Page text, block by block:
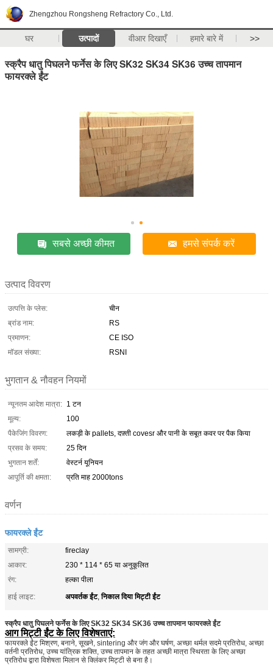
Zhengzhou Rongsheng Refractory Co., Ltd.
घर उत्पादों वीआर दिखाएँ हमारे बारे में >>
स्क्रैप धातु पिघलने फर्नेस के लिए SK32 SK34 SK36 उच्च तापमान
फायरक्ले ईंट
सबसे अच्छी कीमत हमसे संपर्क करें
उत्पाद विवरण
उत्पत्ति के प्लेस:
चीन
ब्रांड नाम:
RS
प्रमाणन:
CE ISO
मॉडल संख्या:
RSNI
भुगतान & नौवहन नियमों
न्यूनतम आदेश मात्रा: 1 टन
मूल्य:
100
पैकेजिंग विवरण:
लकड़ी के pallets, दफ़्ती covesr और पानी के सबूत कवर पर पैक किया
प्रसव के समय:
25 दिन
भुगतान शर्तें:
वेस्टर्न यूनियन
आपूर्ति की क्षमता:
प्रति माह 2000tons
वर्णन
फायरक्ले ईंट
सामग्री:
fireclay
आकार:
230 * 114 * 65 या अनुकूलित
रंग:
हल्का पीला
हाई लाइट:
अपवर्तक ईंट,निकाल दिया मिट्टी ईंट
स्क्रैप धातु पिघलने फर्नेस के लिए SK32 SK34 SK36 उच्च तापमान फायरक्ले ईंट
आग मिट्टी ईंट के लिए विशेषताएं:
फायरक्ले ईंट मिश्रण, बनाने, सूखने, sintering और जंग और घर्षण, अच्छा थर्मल सदमे प्रतिरोध, अच्छा
वर्तनी प्रतिरोध, उच्च यांत्रिक शक्ति, उच्च तापमान के तहत अच्छी मात्रा स्थिरता के लिए अच्छा
प्रतिरोध द्वारा विशेषता मिलान से क्लिंकर मिट्टी से बना है।